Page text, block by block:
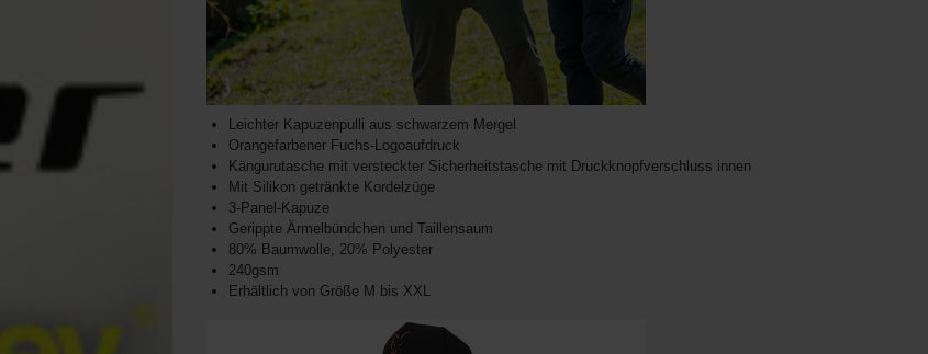
Leichter Kapuzenpulli aus schwarzem Mergel
Orangefarbener Fuchs-Logoaufdruck
Kängurutasche mit versteckter Sicherheitstasche mit Druckknopfverschluss innen
Mit Silikon getränkte Kordelzüge
3-Panel-Kapuze
Gerippte Ärmelbündchen und Taillensaum
80% Baumwolle, 20% Polyester
240gsm
Erhältlich von Größe M bis XXL